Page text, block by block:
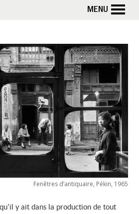
MENU
Fenêtres d’antiquaire, Pékin, 1965
y ait dans la production de tout